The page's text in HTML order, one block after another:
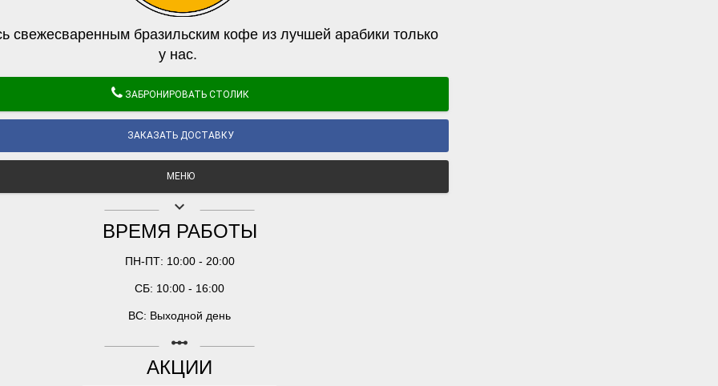
свежесваренным бразильским кофе из лучшей арабики только
у нас.
ЗАБРОНИРОВАТЬ СТОЛИК
ЗАКАЗАТЬ ДОСТАВКУ
МЕНЮ
keyboard_arrow_down
ВРЕМЯ РАБОТЫ
ПН-ПТ: 10:00 - 20:00
СБ: 10:00 - 16:00
ВС: Выходной день
linear_scale
АКЦИИ